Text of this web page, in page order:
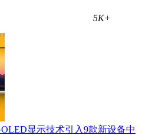
5K+
显示技术引入9款新设备中